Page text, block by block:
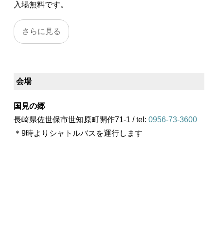
入場無料です。
会場
国見の郷
長崎県佐世保市世知原町開作71-1 / tel: 0956-73-3600
＊9時よりシャトルバスを運行します